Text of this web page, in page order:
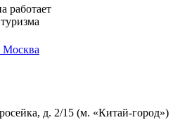
работает
Москва
д. 2/15 (м. «Китай-город»)